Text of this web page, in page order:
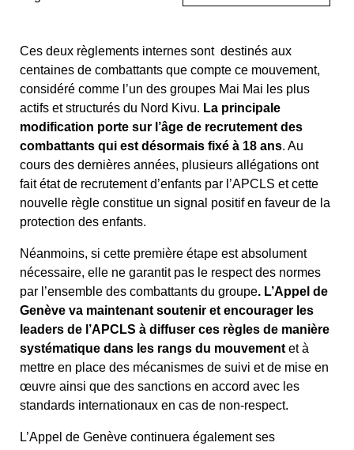
Ces deux règlements internes sont destinés aux
centaines de combattants que compte ce mouvement,
considéré comme l’un des groupes Mai Mai les plus
actifs et structurés du Nord Kivu. La principale
modification porte sur l’âge de recrutement des
combattants qui est désormais fixé à 18 ans. Au
cours des dernières années, plusieurs allégations ont
fait état de recrutement d’enfants par l’APCLS et cette
nouvelle règle constitue un signal positif en faveur de la
protection des enfants.
Néanmoins, si cette première étape est absolument
nécessaire, elle ne garantit pas le respect des normes
par l’ensemble des combattants du groupe. L’Appel de
Genève va maintenant soutenir et encourager les
leaders de l’APCLS à diffuser ces règles de manière
systématique dans les rangs du mouvement et à
mettre en place des mécanismes de suivi et de mise en
œuvre ainsi que des sanctions en accord avec les
standards internationaux en cas de non-respect.
L’Appel de Genève continuera également ses